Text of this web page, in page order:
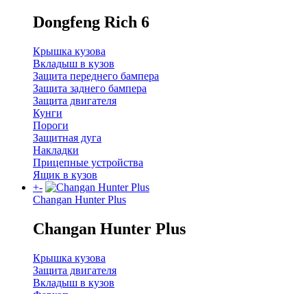
Dongfeng Rich 6
Крышка кузова
Вкладыш в кузов
Защита переднего бампера
Защита заднего бампера
Защита двигателя
Кунги
Пороги
Защитная дуга
Накладки
Прицепные устройства
Ящик в кузов
+-
Changan Hunter Plus
Changan Hunter Plus
Крышка кузова
Защита двигателя
Вкладыш в кузов